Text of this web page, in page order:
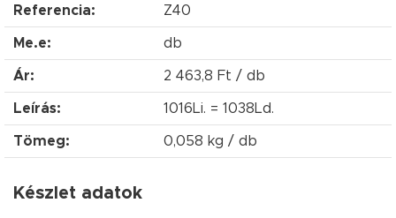
Referencia: Z40
Me.e: db
Ár: 2 463,8 Ft / db
Leírás: 1016Li. = 1038Ld.
Tömeg: 0,058 kg / db
Készlet adatok